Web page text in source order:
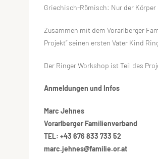
Griechisch-Römisch: Nur der
Zusammen mit dem Vorarlberger
Projekt” seinen ersten Vater Kind
Der Ringer Workshop ist Teil des
Anmeldungen und Infos
Marc Jehnes
Vorarlberger Familienverband
TEL: +43 676 833 733 52
marc.jehnes@familie.or.at